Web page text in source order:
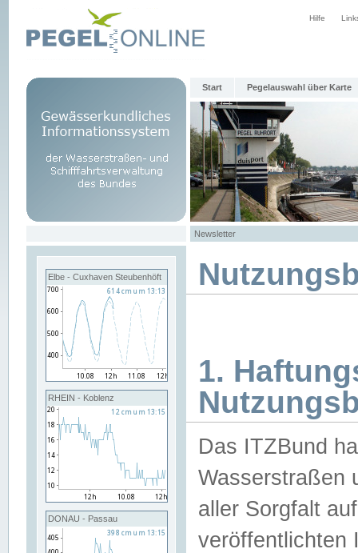
Hilfe
Start Pegelauswahl über Karte
Newsletter
Elbe - Cuxhaven Steubenhöft
RHEIN - Koblenz
DONAU - Passau
1.
Das ITZBund
Wasserstraßen
aller Sorgfalt
veröffentlichten